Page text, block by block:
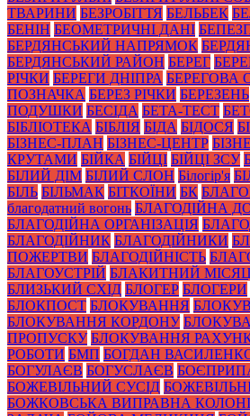
ТВАРИНИ БЕЗРОБІТТЯ БЕЛЬБЕК
БЕНІН БЕОМЕТРИЧНІ ДАНІ
БЕРДЯНСЬКИЙ НАПРЯМОК
БЕРДЯНСЬКИЙ РАЙОН БЕРЕГ
РІЧКИ БЕРЕГИ ДНІПРА БЕРЕГОВА
ПОЗНАЧКА БЕРЕЗ РІЧКИ БЕРЕЗЕНЬ
ПОДУШКИ БЕСІДА БЕТА-ТЕСТ
БІБЛІОТЕКА БІБЛІЯ БІДА БІДОСЯ
БІЗНЕС-ПЛАН БІЗНЕС-ЦЕНТР
КРУТАМИ БІЙКА БІЙЦІ БІЙЦІ ЗСУ
БІЛИЙ ДІМ БІЛИЙ СЛОН Білогір'я
БІЛЬ БІЛЬМАК БІТКОЇНИ БК
благодатний вогонь БЛАГОДІЙНА
БЛАГОДІЙНА ОРГАНІЗАЦІЯ
БЛАГОДІЙНИК БЛАГОДІЙНИКИ
ПОЖЕРТВИ БЛАГОДІЙНІСТЬ
БЛАГОУСТРІЙ БЛАКИТНИЙ
БЛИЗЬКИЙ СХІД БЛОГЕР БЛОГЕРИ
БЛОКПОСТ БЛОКУВАННЯ
БЛОКУВАННЯ КОРДОНУ
ПРОПУСКУ БЛОКУВАННЯ
РОБОТИ БМП БОГДАН
БОГУЛАЄВ БОГУСЛАЄВ
БОЖЕВІЛЬНИЙ СУСІД
БОЖКОВСЬКА ВИПРАВНА